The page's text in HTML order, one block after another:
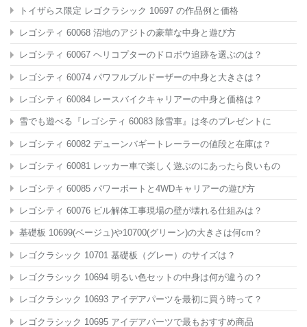
トイザらス限定 レゴクラシック 10697 の作品例と価格
レゴシティ 60068 沼地のアジトの豪華な中身と遊び方
レゴシティ 60067 ヘリコプターのドロボウ追跡を選ぶのは？
レゴシティ 60074 パワフルブルドーザーの中身と大きさは？
レゴシティ 60084 レースバイクキャリアーの中身と価格は？
雪でも遊べる『レゴシティ 60083 除雪車』は冬のプレゼントに
レゴシティ 60082 デューンバギートレーラーの値段と在庫は？
レゴシティ 60081 レッカー車で楽しく遊ぶのにあったら良いもの
レゴシティ 60085 パワーボートと4WDキャリアーの遊び方
レゴシティ 60076 ビル解体工事現場の壁が壊れる仕組みは？
基礎板 10699(ベージュ)や10700(グリーン)の大きさは何cm？
レゴクラシック 10701 基礎板（グレー）のサイズは？
レゴクラシック 10694 明るい色セットの中身は何が違うの？
レゴクラシック 10693 アイデアパーツを最初に買う時って？
レゴクラシック 10695 アイデアパーツで最もおすすめ商品